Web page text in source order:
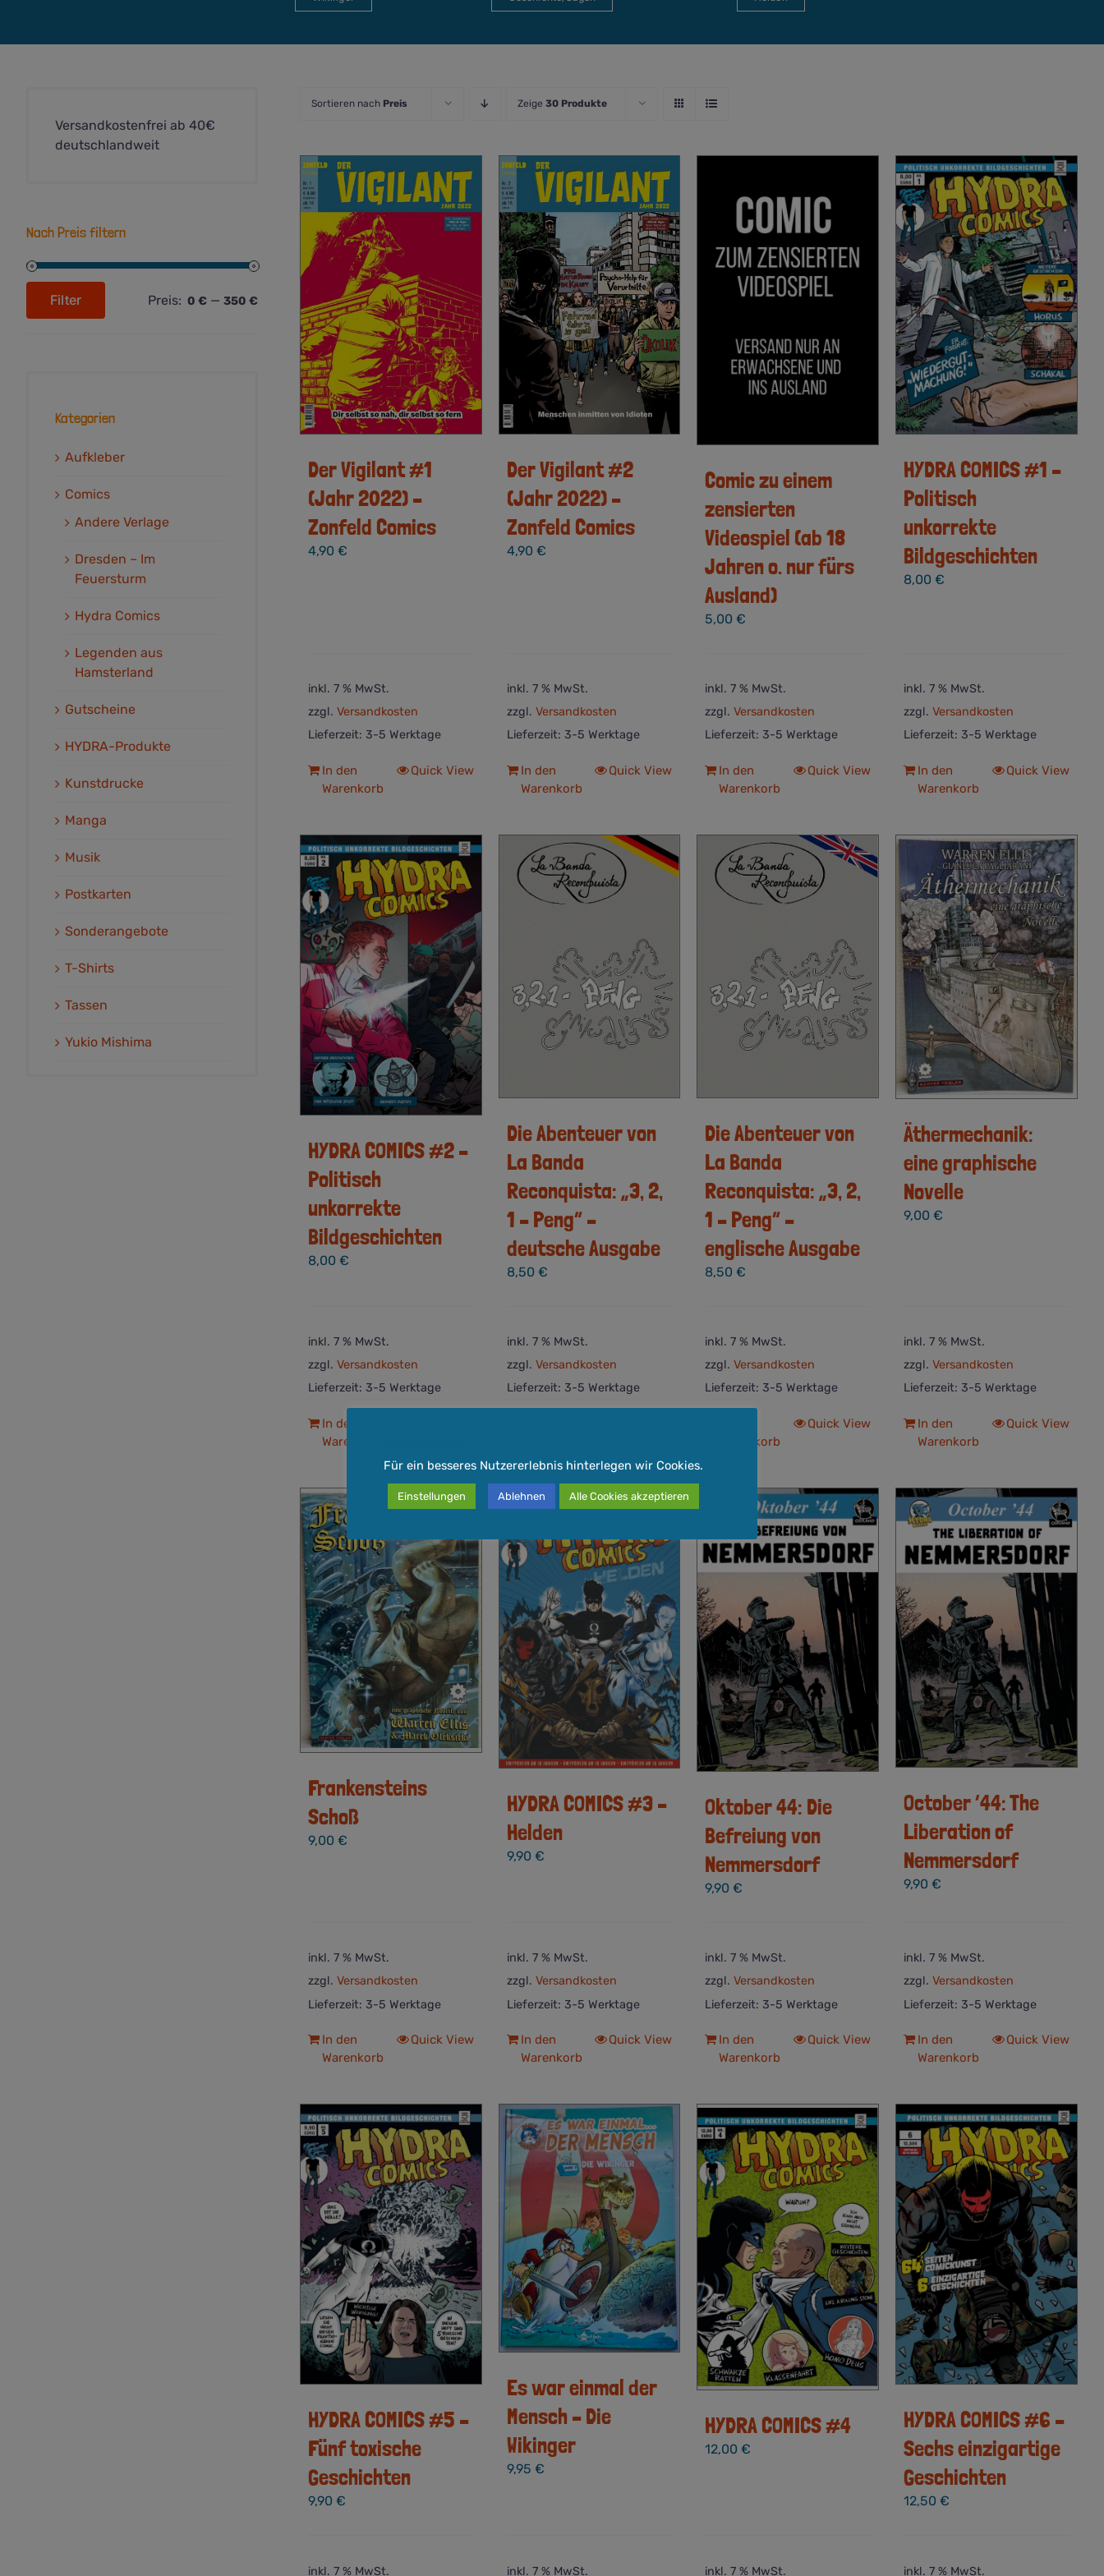
Sortieren nach Preis Zeige 30 Produkte
Der Vigilant #1
(Jahr 2022) –
Zonfeld Comics
4,90 €
inkl. 7 % MwSt.
zzgl. Versandkosten
Lieferzeit: 3-5 Werktage
In den
Warenkorb
Quick View
Der Vigilant #2
(Jahr 2022) –
Zonfeld Comics
4,90 €
inkl. 7 % MwSt.
zzgl. Versandkosten
Lieferzeit: 3-5 Werktage
In den
Warenkorb
Quick View
Comic zu einem
zensierten
Videospiel (ab 18
Jahren o. nur fürs
Ausland)
5,00€
inkl. 7 % MwSt.
zzgl.Versandkosten
Lieferzeit: 3-5 Werktage
In den
Warenkorb
Quick View
HYDRA COMICS #1 –
Politisch
unkorrekte
Bildgeschichten
8,00€
inkl. 7 % MwSt.
zzgl.Versandkosten
Lieferzeit: 3-5 Werktage
In den
Warenkorb
Quick View
HYDRA COMICS #2 –
Politisch
unkorrekte
Bildgeschichten
8,00 €
inkl. 7 % MwSt.
zzgl. Versandkosten
Lieferzeit: 3-5 Werktage
In den
Warenkorb
Die Abenteuer von
La Banda
Reconquista: „3, 2,
1 – Peng“ –
deutsche Ausgabe
8,50 €
inkl. 7 % MwSt.
zzgl. Versandkosten
Lieferzeit: 3-5 Werktage
Die Abenteuer von
La Banda
Reconquista: „3, 2,
1 – Peng“ –
englische Ausgabe
8,50€
inkl. 7 % MwSt.
zzgl.Versandkosten
Lieferzeit: 3-5 Werktage
Warenkorb
Quick View
Äthermechanik:
eine graphische
Novelle
9,00€
inkl. 7 % MwSt.
zzgl.Versandkosten
Lieferzeit: 3-5 Werktage
In den
Warenkorb
Quick View
Frankensteins
Schoß
9,00 €
inkl. 7 % MwSt.
zzgl. Versandkosten
Lieferzeit: 3-5 Werktage
In den
Warenkorb
Quick View
HYDRA COMICS #3 –
Helden
9,90 €
inkl. 7 % MwSt.
zzgl. Versandkosten
Lieferzeit: 3-5 Werktage
In den
Warenkorb
Quick View
Oktober 44: Die
Befreiung von
Nemmersdorf
9,90€
inkl. 7 % MwSt.
zzgl.Versandkosten
Lieferzeit: 3-5 Werktage
In den
Warenkorb
Quick View
October ’44: The
Liberation of
Nemmersdorf
9,90€
inkl. 7 % MwSt.
zzgl.Versandkosten
Lieferzeit: 3-5 Werktage
In den
Warenkorb
Quick View
HYDRA COMICS #5 –
Fünf toxische
Geschichten
9,90 €
inkl. 7 % MwSt.
Es war einmal der
Mensch – Die
Wikinger
9,95 €
inkl. 7 % MwSt.
HYDRA COMICS #4
12,00€
inkl. 7 % MwSt.
HYDRA COMICS #6 –
Sechs einzigartige
Geschichten
12,50€
inkl. 7 % MwSt.
Versandkostenfrei ab 40€
deutschlandweit
Nach Preis filtern
Max.
Filter Preis: 0 €— 350 €
Kategorien
Aufkleber
Comics
Andere Verlage
Dresden – Im
Feuersturm
Hydra Comics
Legenden aus
Hamsterland
Gutscheine
HYDRA-Produkte
Kunstdrucke
Manga
Musik
Postkarten
Sonderangebote
T-Shirts
Tassen
Yukio Mishima
Für ein besseres Nutzererlebnis hinterlegen wir Cookies.
Einstellungen Ablehnen Alle Cookies akzeptieren